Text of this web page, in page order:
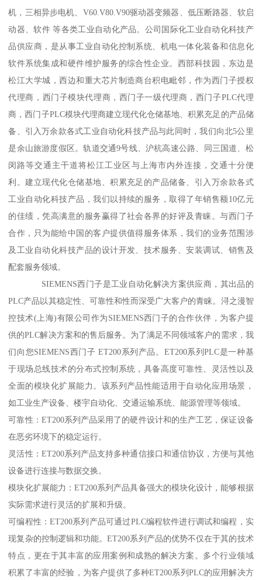
机，三相异步电机、V60.V80.V90驱动器变频器、低压断路器、软启
动器、软件 等各类工业自动化产品。公司国际化工业自动化科技产
品供应商，是从事工业自动化控制系统、机电一体化装备和信息化
软件系统集成和硬件维护服务的综合性企业。西部科技园，东边是
松江大学城，西边和重大芯片制造商台积电毗邻，作为西门子授权
代理商，西门子模块代理商，西门子一级代理商，西门子PLC代理
商，西门子PLC模块代理商建立现代化仓储基地、积累充足的产品储
备、引入万余款各式工业自动化科技产品与此同时，我们向北5公里
是余山旅游度假区。轨道交通9号线、沪杭高速公路、同三国道、松
闵路等交通主干道将松江工业区与上海市内外连接，交通十分便
利。建立现代化仓储基地、积累充足的产品储备、引入万余款各式
工业自动化科技产品，我们以持续的服务，取得了年销售额10亿元
的佳绩，凭高满意的服务赢得了社会各界的好评及青睐。与西门子
合作，只为能给中国的客户提供值得服务体系，我们的业务范围涉
及工业自动化科技产品的设计开发、技术服务、安装调试、销售及
配套服务领域。
SIEMENS西门子是工业自动化解决方案供应商，其出品的
PLC产品以其稳定性、可靠性和性而深受广大客户的青睐。浔之漫智
控技术(上海)有限公司作为SIEMENS西门子的合作伙伴，为客户提
供的PLC解决方案和的售后服务。为了满足不同领域客户的需求，我
们向您SIEMENS西门子 ET200系列产品。ET200系列PLC是一种基
于现场总线技术的分布式控制系统，具备高度可靠性、灵活性以及
全面的模块化扩展能力。该系列产品性能适用于自动化应用场景，
如工业生产设备、楼宇自动化、交通运输系统、能源管理等领域。
可靠性：ET200系列产品采用了的硬件设计和的生产工艺，保证设备
在恶劣环境下的稳定运行。
灵活性：ET200系列产品支持多种通信接口和通信协议，方便与其他
设备进行连接与数据交换。
模块化扩展能力：ET200系列产品具备强大的模块化设计，能够根据
实际需求进行灵活的扩展和升级。
可编程性：ET200系列产品可通过PLC编程软件进行调试和编程，实
现复杂的控制逻辑和功能。ET200系列产品的优势不仅在于其的技术
特点，更在于其丰富的应用案例和成熟的解决方案。多个行业领域
积累了丰富的经验，为客户提供了多种ET200系列PLC的应用解决方